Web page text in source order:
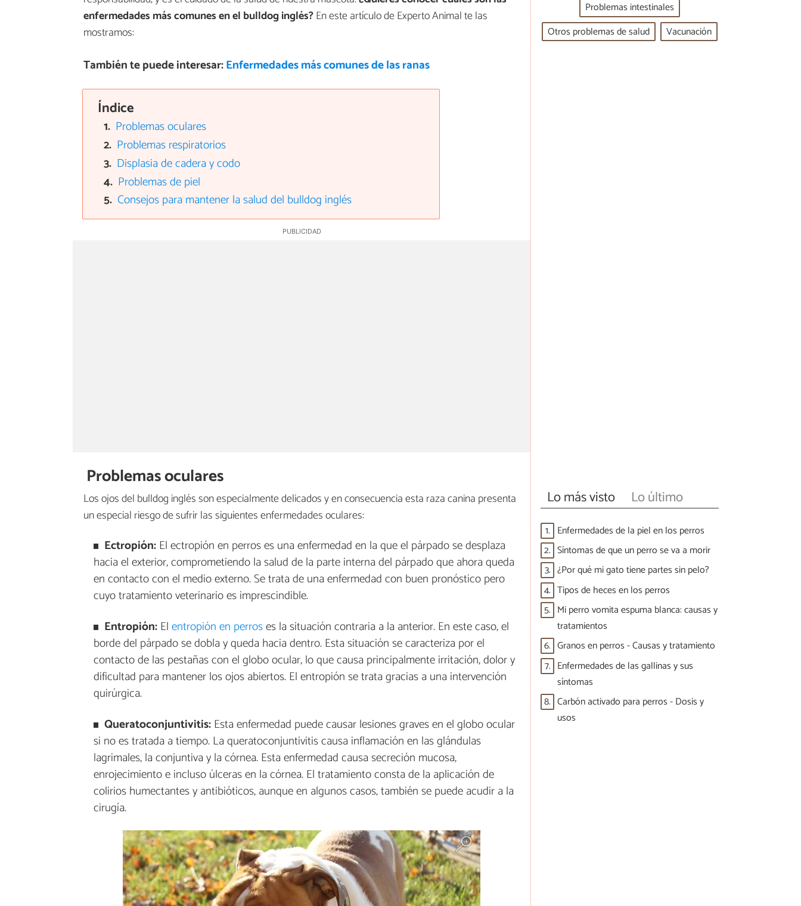
enfermedades más comunes en el bulldog inglés?En este artículo de Experto Animal te las
mostramos:
También te puede interesar:Enfermedades más comunes de las ranas
Índice
Problemas oculares
Problemas respiratorios
Displasia de cadera y codo
Problemas de piel
Consejos para mantener la salud del bulldog inglés
Problemas oculares
Los ojos del bulldog inglés son especialmente delicados y en consecuencia esta raza canina presenta
un especial riesgo de sufrir las siguientes enfermedades oculares:
Ectropión:El ectropión en perros es una enfermedad en la que el párpado se desplaza
hacia el exterior, comprometiendo la salud de la parte interna del párpado que ahora queda
en contacto con el medio externo. Se trata de una enfermedad con buen pronóstico pero
cuyo tratamiento veterinario es imprescindible.
Entropión:Elentropión en perroses la situación contraria a la anterior. En este caso, el
borde del párpado se dobla y queda hacia dentro. Esta situación se caracteriza por el
contacto de las pestañas con el globo ocular, lo que causa principalmente irritación, dolor y
dificultad para mantener los ojos abiertos. El entropión se trata gracias a una intervención
quirúrgica.
Queratoconjuntivitis:Esta enfermedad puede causar lesiones graves en el globo ocular
si no es tratada a tiempo. La queratoconjuntivitis causa inflamación en las glándulas
lagrimales, la conjuntiva y la córnea. Esta enfermedad causa secreción mucosa,
enrojecimiento e incluso úlceras en la córnea. El tratamiento consta de la aplicación de
colirios humectantes y antibióticos, aunque en algunos casos, también se puede acudir a la
cirugía.
Problemas intestinales
Otros problemas de salud
Vacunación
Lo más visto Lo último
1. Enfermedades de la piel en los perros
2. Síntomas de que un perro se va a morir
3. ¿Por qué mi gato tiene partes sin pelo?
4. Tipos de heces en los perros
5. Mi perro vomita espuma blanca: causas y
tratamientos
6. Granos en perros - Causas y tratamiento
7. Enfermedades de las gallinas y sus
síntomas
8. Carbón activado para perros - Dosis y
usos